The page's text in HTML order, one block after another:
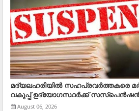
മദ്യലഹരിയിൽ സഹപ്രവർത്തകരെ
വകുപ്പ് ഉദ്യോഗസ്ഥര്‍ക്ക്
August 06, 2026